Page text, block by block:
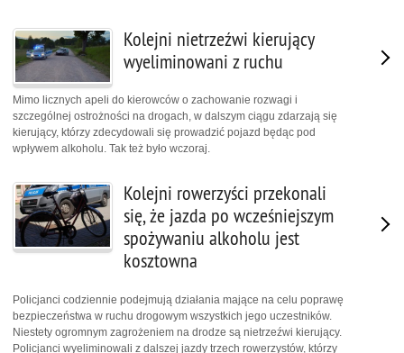
Kolejni nietrzeźwi kierujący
wyeliminowani z ruchu
Mimo licznych apeli do kierowców o zachowanie rozwagi i
szczególnej ostrożności na drogach, w dalszym ciągu zdarzają się
kierujący, którzy zdecydowali się prowadzić pojazd będąc pod
wpływem alkoholu. Tak też było wczoraj.
Kolejni rowerzyści przekonali
się, że jazda po wcześniejszym
spożywaniu alkoholu jest
kosztowna
Policjanci codziennie podejmują działania mające na celu poprawę
bezpieczeństwa w ruchu drogowym wszystkich jego uczestników.
Niestety ogromnym zagrożeniem na drodze są nietrzeźwi kierujący.
Policjanci wyeliminowali z dalszej jazdy trzech rowerzystów, którzy